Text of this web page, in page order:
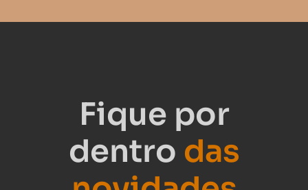
Fique por
dentro das